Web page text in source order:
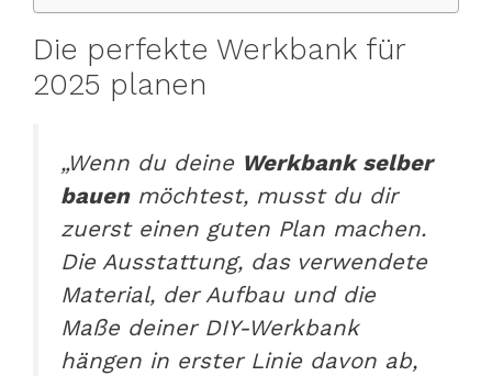
Die perfekte Werkbank für
2025 planen
„Wenn du deine Werkbank selber
bauenmöchtest, musst du dir
zuerst einen guten Plan machen.
Die Ausstattung, das verwendete
Material, der Aufbau und die
Maße deiner DIY-Werkbank
hängen in erster Linie davon ab,